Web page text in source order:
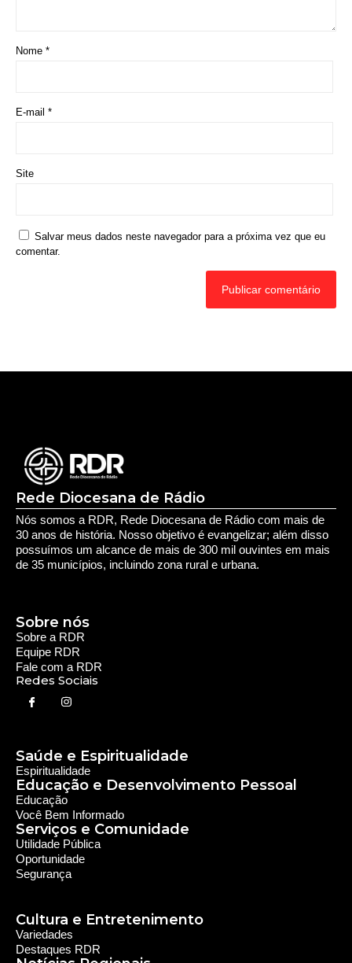
Nome *
E-mail *
Site
Salvar meus dados neste navegador para a próxima vez que eu
comentar.
Rede Diocesana de Rádio
Nós somos a RDR, Rede Diocesana de Rádio com mais de
30 anos de história. Nosso objetivo é evangelizar; além disso
possuímos um alcance de mais de 300 mil ouvintes em mais
de 35 municípios, incluindo zona rural e urbana.
Sobre a RDR
Equipe RDR
Fale com a RDR
Redes Sociais
Sobre nós
Saúde e Espiritualidade
Espiritualidade
Educação e Desenvolvimento Pessoal
Educação
Você Bem Informado
Serviços e Comunidade
Utilidade Pública
Oportunidade
Segurança
Cultura e Entretenimento
Variedades
Destaques RDR